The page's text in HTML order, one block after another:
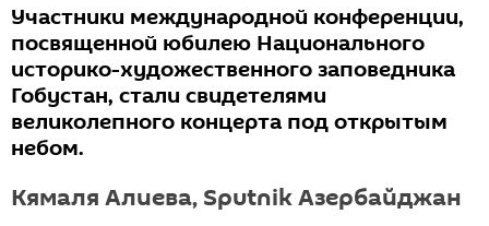
Участники международной конференции,
посвященной юбилею Национального
историко-художественного заповедника
Гобустан, стали свидетелями
великолепного концерта под открытым
небом.
Кямаля Алиева, Sputnik Азербайджан